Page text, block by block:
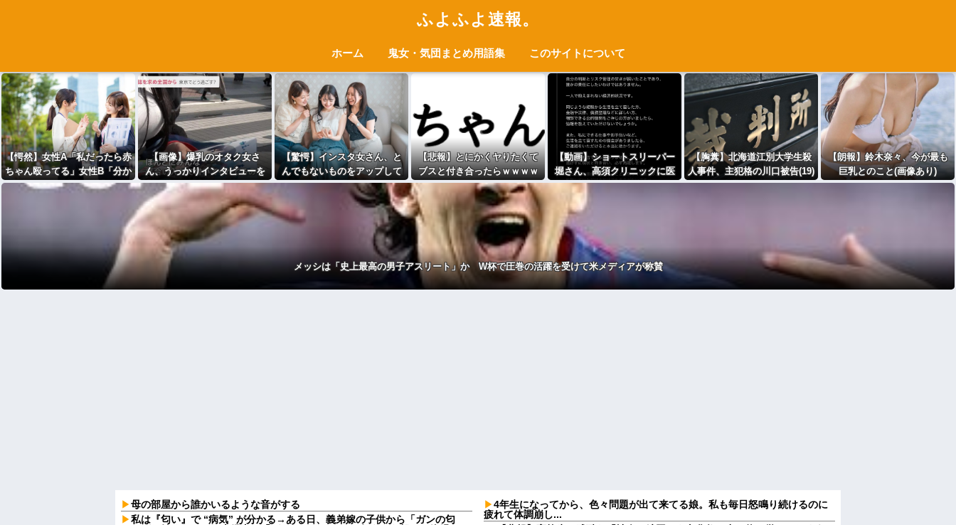
ふよふよ速報。
ホーム 鬼女・気団まとめ用語集 このサイトについて
【愕然】女性A「私だったら赤
ちゃん殴ってる」女性B「分か
る。イヤイヤ期で絶対コ〇
【画像】爆乳のオタク女さ
ん、うっかりインタビューを
受けてしまうｗｗｗwｗｗｗｗ
ｗｗｗｗ
【驚愕】インスタ女さん、と
んでもないものをアップして
しまいコメ欄閉鎖ｗｗｗｗｗ
ｗｗｗｗｗｗ
【悲報】とにかくヤりたくて
ブスと付き合ったらｗｗｗｗ
ｗｗｗｗｗｗｗwwww
【動画】ショートスリーパー
堀さん、高須クリニックに医
学的に詰められてガチ切れｗ
【胸糞】北海道江別大学生殺
人事件、主犯格の川口被告(19)
に無期懲役の判決
【朗報】鈴木奈々、今が最も
巨乳とのこと(画像あり)
メッシは「史上最高の男子アスリート」か W杯で圧巻の活躍を受けて米メディアが称賛
母の部屋から誰かいるような音がする
私は『匂い』で “病気” が分かる→ある日、義弟嫁の子供から「ガンの匂
4年生になってから、色々問題が出て来てる娘。私も毎日怒鳴り続けるのに
疲れて体調崩し...